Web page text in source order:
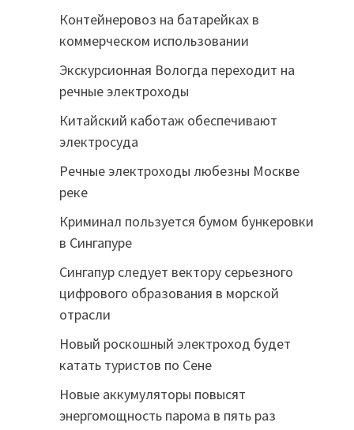
Контейнеровоз на батарейках в
коммерческом использовании
Экскурсионная Вологда переходит на
речные электроходы
Китайский каботаж обеспечивают
электросуда
Речные электроходы любезны Москве
реке
Криминал пользуется бумом бункеровки
в Сингапуре
Сингапур следует вектору серьезного
цифрового образования в морской
отрасли
Новый роскошный электроход будет
катать туристов по Сене
Новые аккумуляторы повысят
энергомощность парома в пять раз